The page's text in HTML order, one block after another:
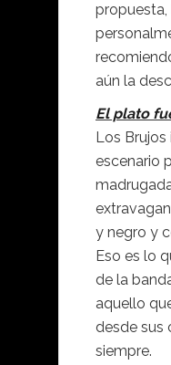
propuesta,
aún la
El plato
Los
escenario
y negro y
Eso es lo
de la
aquello
desde sus
siempre.